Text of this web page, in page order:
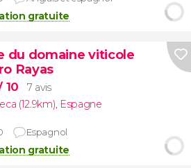
gratuite
du domaine viticole
Rayas
10
7 avis
(12.9km), Espagne
Espagnol
gratuite